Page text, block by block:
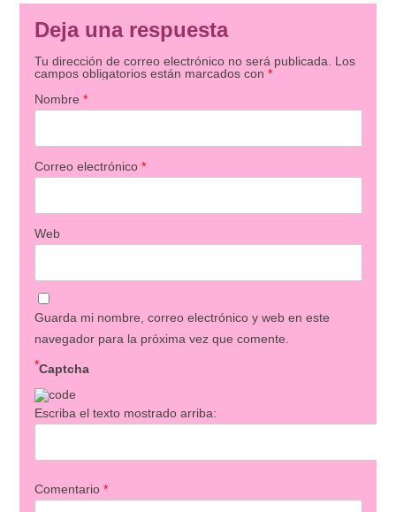
Deja una respuesta
Tu dirección de correo electrónico no será publicada. Los
campos obligatorios están marcados con *
Nombre *
Correo electrónico *
Web
Guarda mi nombre, correo electrónico y web en este
navegador para la próxima vez que comente.
Captcha
*
Escriba el texto mostrado arriba:
Comentario *